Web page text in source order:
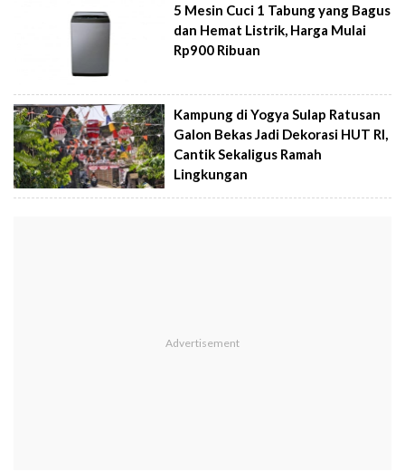
5 Mesin Cuci 1 Tabung yang Bagus
dan Hemat Listrik, Harga Mulai
Rp900 Ribuan
Kampung di Yogya Sulap Ratusan
Galon Bekas Jadi Dekorasi HUT RI,
Cantik Sekaligus Ramah
Lingkungan